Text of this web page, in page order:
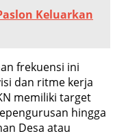
Keluarkan
frekuensi ini
dan ritme kerja
memiliki target
hingga
Desa atau